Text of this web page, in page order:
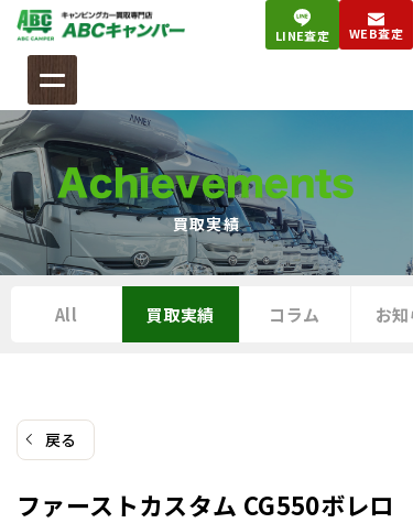
ツ
へ
ス
キ
ッ
プ
LINE査定 WEB査定
Achievements
買取実績
All 買取実績 コラム お知
戻る
ファーストカスタム CG550ボレロ